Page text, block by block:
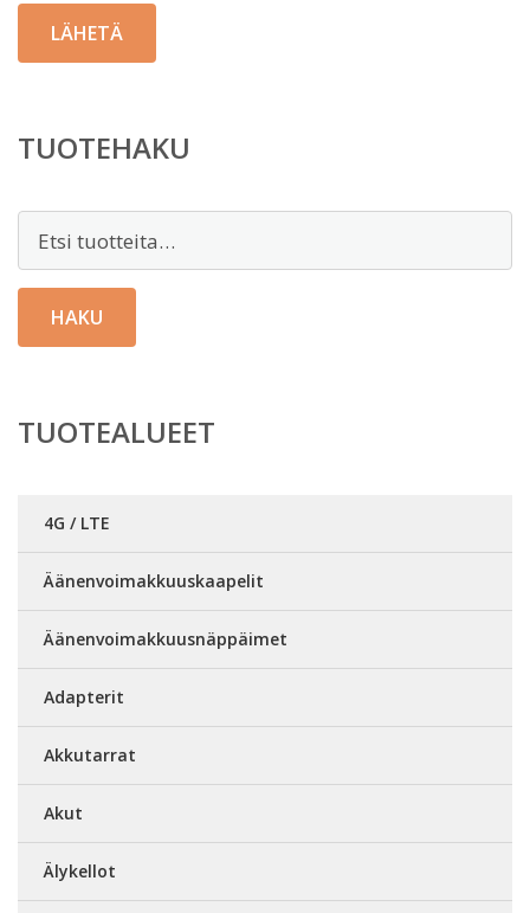
TUOTEHAKU
HAKU
TUOTEALUEET
4G / LTE
Äänenvoimakkuuskaapelit
Äänenvoimakkuusnäppäimet
Adapterit
Akkutarrat
Akut
Älykellot